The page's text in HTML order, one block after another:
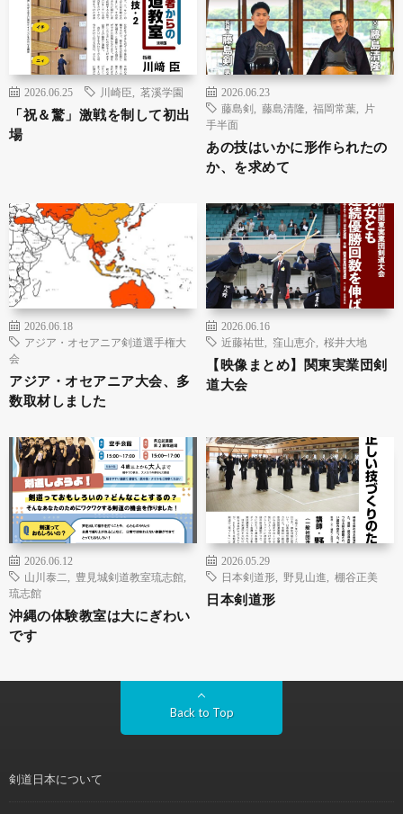
2026.06.25 川崎臣 茗溪学園
「祝＆驚」激戦を制して初出
場
2026.06.23
藤島剣
藤島清隆 福岡常葉
片
手半面
あの技はいかに形作られたの
か、を求めて
2026.06.18
アジア・オセアニア剣道選手権大
会
アジア・オセアニア大会、多
数取材しました
2026.06.16
近藤祐世
窪山恵介 桜井大地
【映像まとめ】関東実業団剣
道大会
2026.06.12
山川泰二
豊見城剣道教室琉志館
琉志館
沖縄の体験教室は大にぎわい
です
2026.05.29
日本剣道形
野見山進 棚谷正美
日本剣道形
Back to Top
剣道日本について